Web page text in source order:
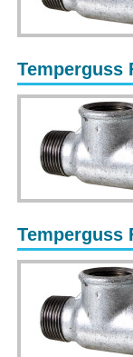
Temperguss
Temperguss